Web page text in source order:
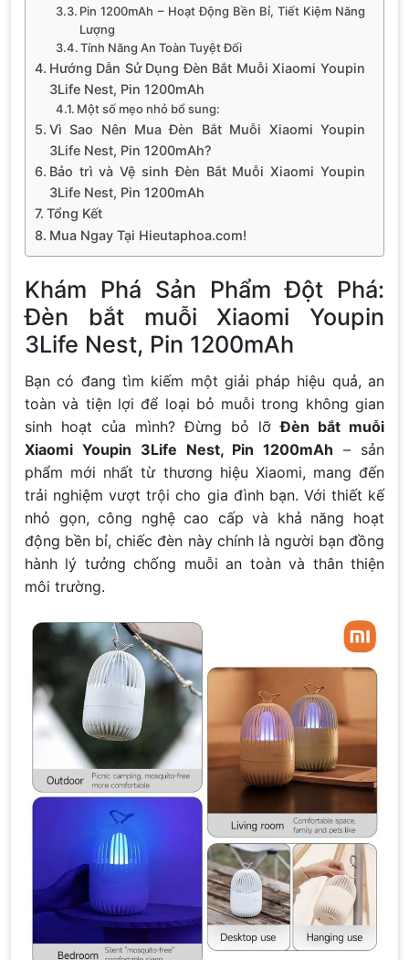
Pin 1200mAh – Hoạt Động Bền Bỉ, Tiết Kiệm Năng
Lượng
Tính Năng An Toàn Tuyệt Đối
Hướng Dẫn Sử Dụng Đèn Bắt Muỗi Xiaomi Youpin
3Life Nest, Pin 1200mAh
Một số mẹo nhỏ bổ sung:
Vì Sao Nên Mua Đèn Bắt Muỗi Xiaomi Youpin
3Life Nest, Pin 1200mAh?
Bảo trì và Vệ sinh Đèn Bắt Muỗi Xiaomi Youpin
3Life Nest, Pin 1200mAh
Tổng Kết
Mua Ngay Tại Hieutaphoa.com!
Khám Phá Sản Phẩm Đột Phá:
Đèn bắt muỗi Xiaomi Youpin
3Life Nest, Pin 1200mAh
Bạn có đang tìm kiếm một giải pháp hiệu quả, an
toàn và tiện lợi để loại bỏ muỗi trong không gian
sinh hoạt của mình? Đừng bỏ lỡĐèn bắt muỗi
Xiaomi Youpin 3Life Nest, Pin 1200mAh – sản
phẩm mới nhất từ thương hiệu Xiaomi, mang đến
trải nghiệm vượt trội cho gia đình bạn. Với thiết kế
nhỏ gọn, công nghệ cao cấp và khả năng hoạt
động bền bỉ, chiếc đèn này chính là người bạn đồng
hành lý tưởng chống muỗi an toàn và thân thiện
môi trường.